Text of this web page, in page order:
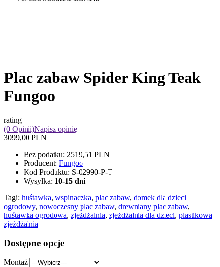
Plac zabaw Spider King Teak
Fungoo
rating
(0 Opinii)Napisz opinię
3099,00 PLN
Bez podatku: 2519,51 PLN
Producent: Fungoo
Kod Produktu: S-02990-P-T
Wysyłka: 10-15 dni
Tagi: huśtawka, wspinaczka, plac zabaw, domek dla dzieci
ogrodowy, nowoczesny plac zabaw, drewniany plac zabaw,
huśtawka ogrodowa, zjeżdżalnia, zjeżdżalnia dla dzieci, plastikowa
zjeżdżalnia
Dostępne opcje
Montaż